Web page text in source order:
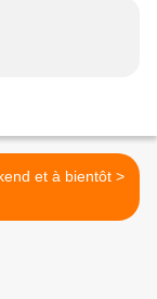
Bon weekend et à bientôt >